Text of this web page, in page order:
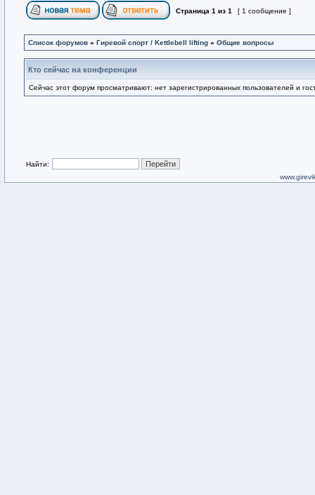
Страница 1 из 1 [ 1 сообщение ]
Список форумов » Гиревой спорт / Kettlebell lifting » Общие вопросы
Кто сейчас на конференции
Сейчас этот форум просматривают: нет зарегистрированных пользователей и
Найти: